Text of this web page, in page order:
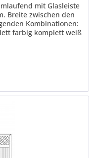
mit Glasleiste
Breite zwischen den
Kombinationen:
farbig komplett weiß